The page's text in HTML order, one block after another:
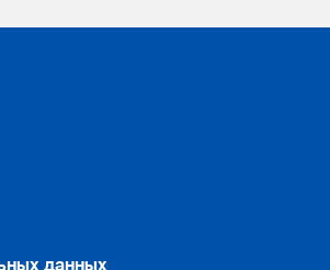
данных